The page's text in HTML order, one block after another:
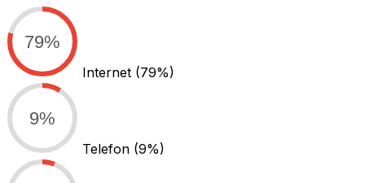
79%
Internet (79%)
9%
Telefon (9%)